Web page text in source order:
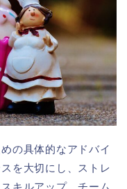
の具体的なアドバイ
を大切にし、ストレ
キルアップ、チーム